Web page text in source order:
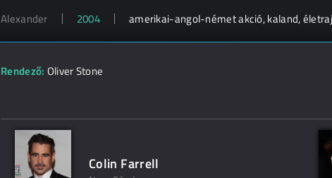
Alexander 2004 amerikai-angol-német akció, kaland,
Rendező: Oliver Stone
Colin Farrell